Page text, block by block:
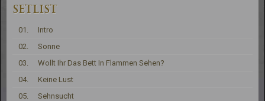
SETLIST
01.
Intro
02.
Sonne
03.
Wollt Ihr Das Bett In Flammen Sehen?
04.
Keine Lust
05.
Sehnsucht